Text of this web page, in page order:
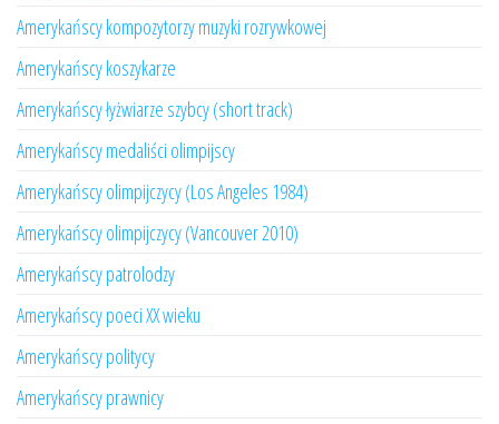
Amerykańscy kompozytorzy muzyki rozrywkowej
Amerykańscy koszykarze
Amerykańscy łyżwiarze szybcy (short track)
Amerykańscy medaliści olimpijscy
Amerykańscy olimpijczycy (Los Angeles 1984)
Amerykańscy olimpijczycy (Vancouver 2010)
Amerykańscy patrolodzy
Amerykańscy poeci XX wieku
Amerykańscy politycy
Amerykańscy prawnicy